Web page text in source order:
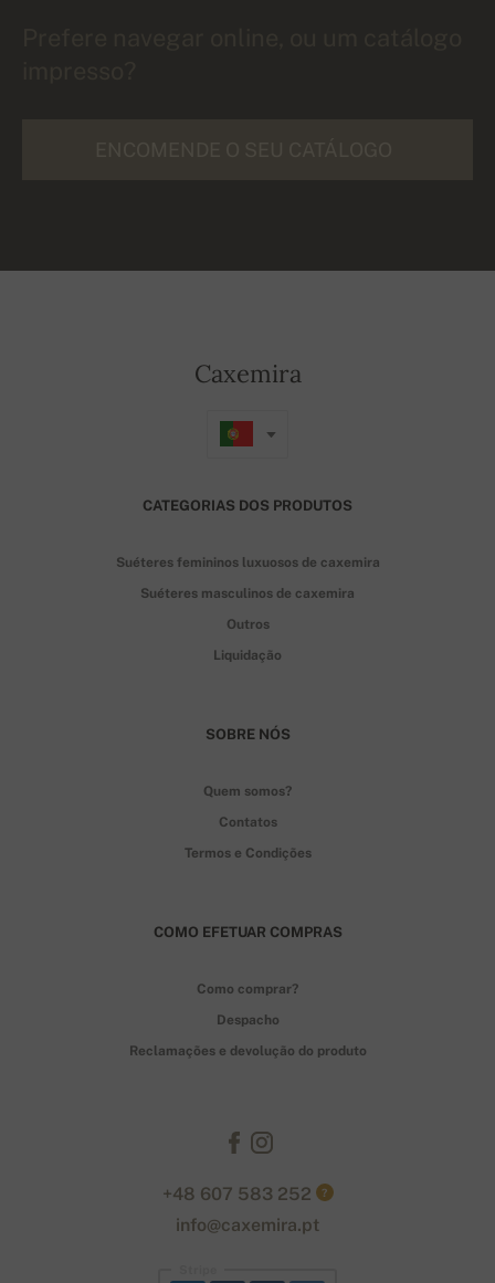
Caxemira
CATEGORIAS DOS PRODUTOS
Suéteres femininos luxuosos de caxemira
Suéteres masculinos de caxemira
Outros
Liquidação
SOBRE NÓS
Quem somos?
Contatos
Termos e Condições
COMO EFETUAR COMPRAS
Como comprar?
Despacho
Reclamações e devolução do produto
+48 607 583 252 ?
info@caxemira.pt